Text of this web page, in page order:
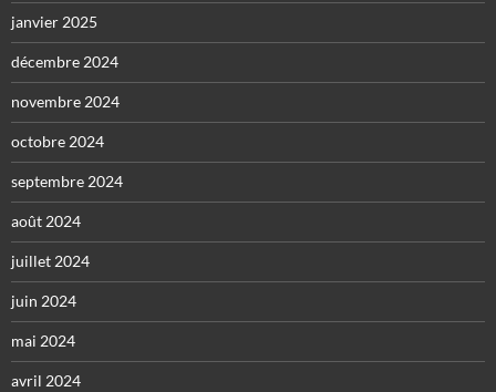
janvier 2025
décembre 2024
novembre 2024
octobre 2024
septembre 2024
août 2024
juillet 2024
juin 2024
mai 2024
avril 2024